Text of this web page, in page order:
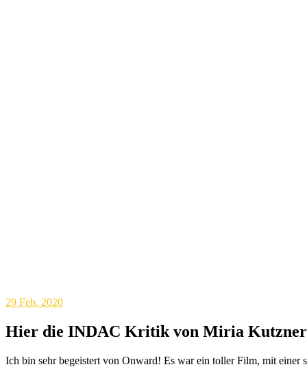
29 Feb. 2020
Hier die INDAC Kritik von Miria Kutzner
Ich bin sehr begeistert von Onward! Es war ein toller Film, mit